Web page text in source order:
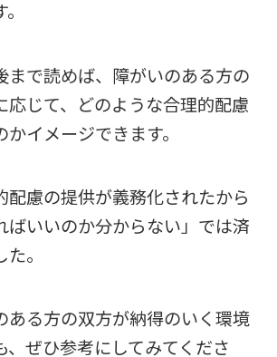
まで読めば、障がいのある方の
応じて、どのような合理的配慮
イメージできます。
配慮の提供が義務化されたから
ばいいのか分からない」では済
。
ある方の双方が納得のいく環境
、ぜひ参考にしてみてくださ